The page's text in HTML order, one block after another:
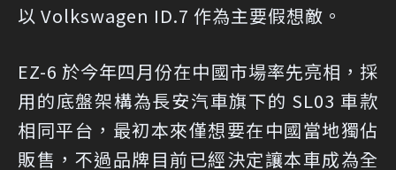
以 Volkswagen ID.7 作為主要假想敵。
EZ-6 於今年四月份在中國市場率先亮相，採
用的底盤架構為長安汽車旗下的 SL03 車款
相同平台，最初本來僅想要在中國當地獨佔
販售，不過品牌目前已經決定讓本車成為全